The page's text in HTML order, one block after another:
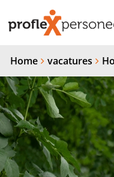
Home vacatures